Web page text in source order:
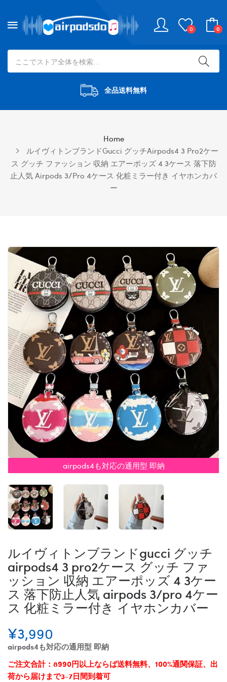
0 0
全品送料無料
Home
ルイヴィトンブランドgucci グッチairpods4 3 Pro2ケー
ス グッチ ファッション 収納 エアーポッズ 4 3ケース 落下防
止人気 Airpods 3/pro 4ケース 化粧ミラー付き イヤホンカバ
ー
airpods4も対応の通用型 即納
ルイヴィトンブランドgucci グッチ
airpods4 3 pro2ケース グッチ ファ
ッション 収納 エアーポッズ 4 3ケー
ス 落下防止人気 airpods 3/pro 4ケー
ス 化粧ミラー付き イヤホンカバー
¥3,990
airpods4も対応の通用型 即納
ご注文合計：8990円以上ならば送料無料、100%通関保証、出
荷から届けまで3-7日間到着可